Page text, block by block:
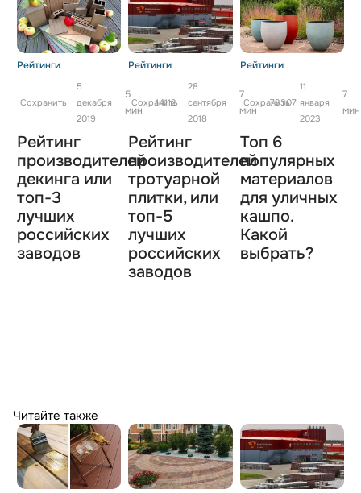
Рейтинги
Сохранить
5
декабря
2019
5
мин
14112
Рейтинг
производителей
декинга или
топ-3
лучших
российских
заводов
Рейтинги
Сохранить
28
сентября
2018
7
мин
73307
Рейтинг
производителей
тротуарной
плитки, или
топ-5
лучших
росcийских
заводов
Рейтинги
Сохранить
11
января
2023
7
мин
Топ 6
популярных
материалов
для уличных
кашпо.
Какой
выбрать?
Читайте также